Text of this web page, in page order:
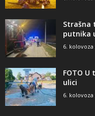
Strašna
putnika
6. kolovoza
FOTO
ulici
6. kolovoza